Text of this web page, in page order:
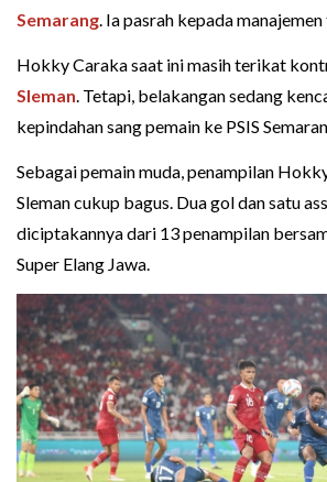
Semarang. Ia pasrah kepada
Hokky Caraka saat ini masih terikat
Sleman. Tetapi, belakangan sedang
kepindahan sang pemain ke PSIS
Sebagai pemain muda, penampilan
Sleman cukup bagus. Dua gol dan satu
diciptakannya dari 13 penampilan
Super Elang Jawa.